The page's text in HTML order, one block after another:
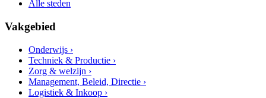
Alle steden
Vakgebied
Onderwijs ›
Techniek & Productie ›
Zorg & welzijn ›
Management, Beleid, Directie ›
Logistiek & Inkoop ›